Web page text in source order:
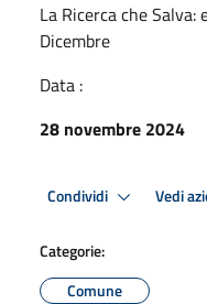
La Ricerca che
Dicembre
Data :
28 novembre 2024
Condividi Vedi
Categorie:
Comune